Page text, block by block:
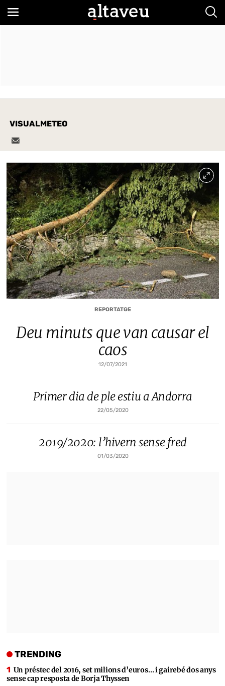
VISUALMETEO
REPORTATGE
Deu minuts que van causar el
caos
12/07/2021
Primer dia de ple estiu a Andorra
22/05/2020
2019/2020: l’hivern sense fred
01/03/2020
TRENDING
Un préstec del 2016, set milions d’euros… i gairebé dos anys
sense cap resposta de Borja Thyssen